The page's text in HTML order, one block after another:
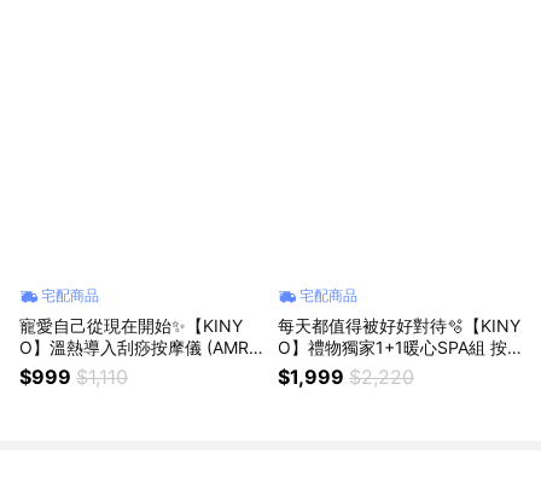
宅配商品
寵愛自己從現在開始✨【KINY
O】溫熱導入刮痧按摩儀 (AMR-
207) 恆溫熱敷 深層按摩 交換禮
物 生日禮物 送禮
$999 $1,110
宅配商品
每天都值得被好好對待🫧【KINY
O】禮物獨家1+1暖心SPA組 按
摩摺疊足浴機+溫感煥顏導入刮
痧儀 送禮 禮物 日常 保養 舒緩
$1,999 $2,220